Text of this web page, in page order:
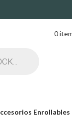
0
Enrollables